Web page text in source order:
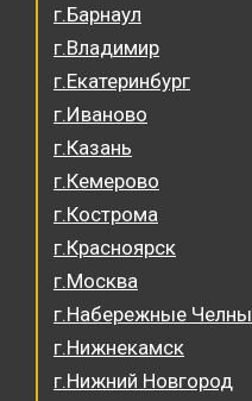
г.Барнаул
г.Владимир
г.Екатеринбург
г.Иваново
г.Казань
г.Кемерово
г.Кострома
г.Красноярск
г.Москва
г.Набережные Челны
г.Нижнекамск
г.Нижний Новгород